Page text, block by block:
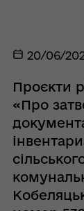
20/06/
Проєкти
«Про